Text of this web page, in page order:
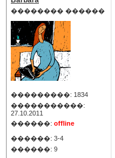
�������� ������
���������: 1834
�����������:
27.10.2011
������: offline
������: 3-4
������: 9